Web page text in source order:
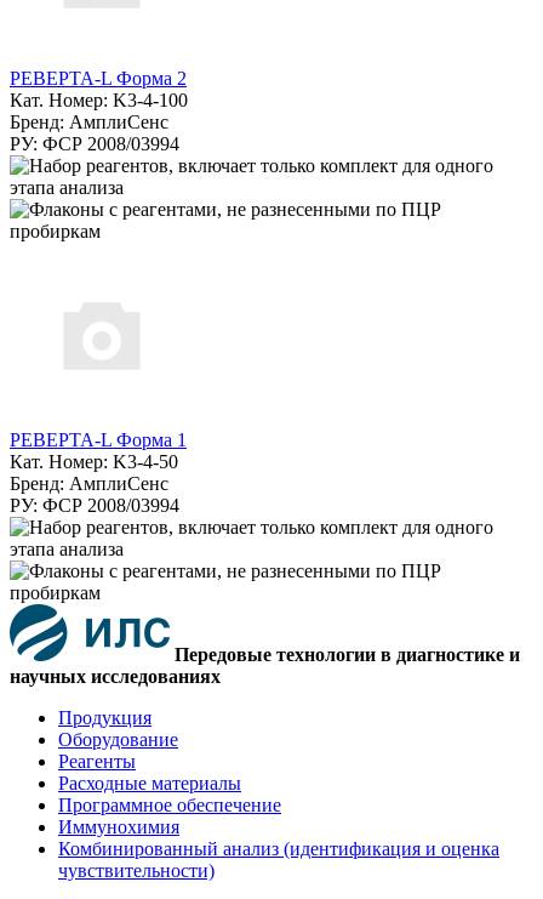
РЕВЕРТА-L Форма 2
Кат. Номер: K3-4-100
Бренд: АмплиСенс
РУ: ФСР 2008/03994
РЕВЕРТА-L Форма 1
Кат. Номер: K3-4-50
Бренд: АмплиСенс
РУ: ФСР 2008/03994
Передовые технологии в диагностике и
научных исследованиях
Продукция
Оборудование
Реагенты
Расходные материалы
Программное обеспечение
Иммунохимия
Комбинированный анализ (идентификация и оценка
чувствительности)